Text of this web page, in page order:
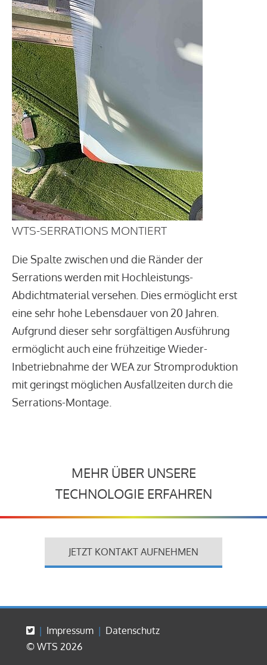
WTS-SERRATIONS MONTIERT
Die Spalte zwischen und die Ränder der
Serrations werden mit Hochleistungs-
Abdichtmaterial versehen. Dies ermöglicht erst
eine sehr hohe Lebensdauer von 20 Jahren.
Aufgrund dieser sehr sorgfältigen Ausführung
ermöglicht auch eine frühzeitige Wieder-
Inbetriebnahme der WEA zur Stromproduktion
mit geringst möglichen Ausfallzeiten durch die
Serrations-Montage.
MEHR ÜBER UNSERE
TECHNOLOGIE ERFAHREN
JETZT KONTAKT AUFNEHMEN
Impressum
Datenschutz
© WTS 2026